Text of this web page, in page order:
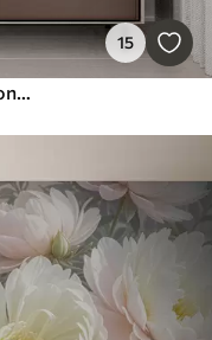
15
Peintures murales Fleurs tropicales fond beige